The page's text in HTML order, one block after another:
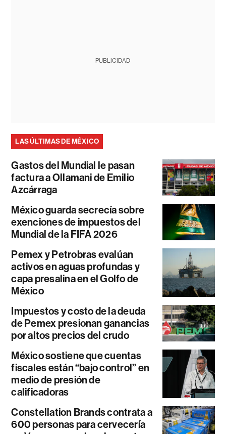
PUBLICIDAD
LAS ÚLTIMAS DE MÉXICO
Gastos del Mundial le pasan
factura a Ollamani de Emilio
Azcárraga
México guarda secrecía sobre
exenciones de impuestos del
Mundial de la FIFA 2026
Pemex y Petrobras evalúan
activos en aguas profundas y
capa presalina en el Golfo de
México
Impuestos y costo de la deuda
de Pemex presionan ganancias
por altos precios del crudo
México sostiene que cuentas
fiscales están “bajo control” en
medio de presión de
calificadoras
Constellation Brands contrata a
600 personas para cervecería